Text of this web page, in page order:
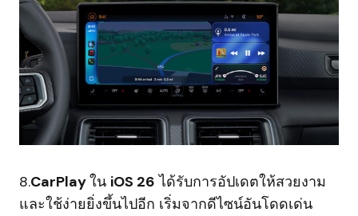
8.CarPlayใน iOS 26 ได้รับการอัปเดตให้สวยงาม
และใช้ง่ายยิ่งขึ้นไปอีก เริ่มจากดีไซน์อันโดดเด่น